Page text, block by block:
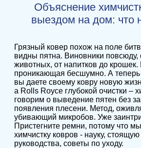
Объяснение
выездом на дом: что
Грязный ковер похож на поле
видны пятна. Виновники повсюду,
животных, от напитков до
проникающая бесшумно. А теперь
вы даете своему ковру новую
а Rolls Royce глубокой очистки –
говорим о выведение пятен без
появления плесени. Метод,
убивающий микробов. Уже
Пристегните ремни, потому что
химчистку ковров - науку, стоящую
руководства, советы по уходу.